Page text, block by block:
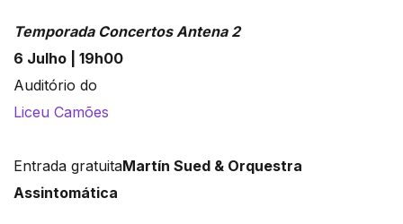
Temporada Concertos Antena 2
6 Julho | 19h00
Auditório do
Liceu Camões
Entrada gratuitaMartín Sued & Orquestra
Assintomática